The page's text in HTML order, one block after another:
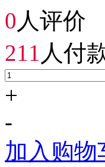
0 人评价
211 人付
+
-
加入购物